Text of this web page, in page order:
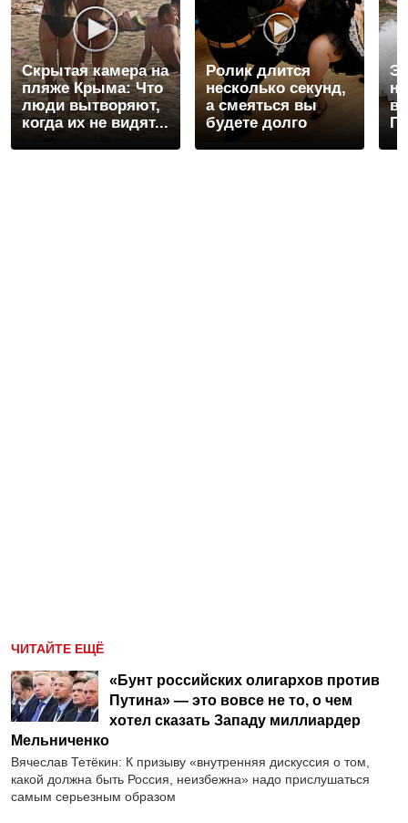
Скрытая камера на
пляже Крыма: Что
люди вытворяют,
когда их не видят...
Ролик длится
несколько секунд,
а смеяться вы
будете долго
ЧИТАЙТЕ ЕЩЁ
«Бунт российских олигархов против
Путина» — это вовсе не то, о чем
хотел сказать Западу миллиардер
Мельниченко
Вячеслав Тетёкин: К призыву «внутренняя дискуссия о том,
какой должна быть Россия, неизбежна» надо прислушаться
самым серьезным образом